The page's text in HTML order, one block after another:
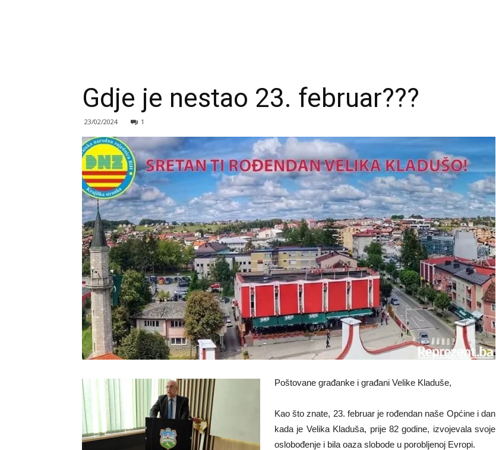
Gdje je nestao 23. februar???
23/02/2024 1
Poštovane građanke i građani Velike Kladuše,
Kao što znate, 23. februar je rođendan naše Općine i dan
kada je Velika Kladuša, prije 82 godine, izvojevala svoje
oslobođenje i bila oaza slobode u porobljenoj Evropi.